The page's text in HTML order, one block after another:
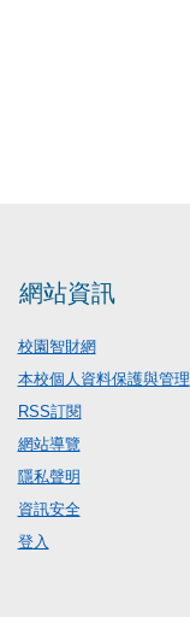
網站資訊
校園智財網
本校個人資料保護與管理
RSS訂閱
網站導覽
隱私聲明
資訊安全
登入